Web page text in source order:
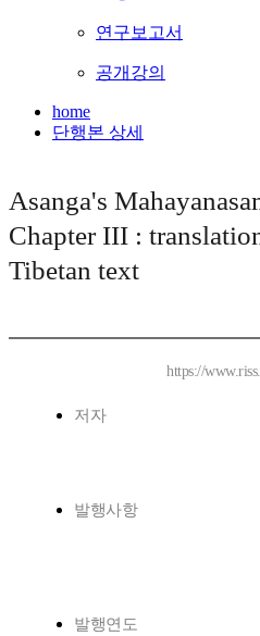
연구보고서
공개강의
home
단행본 상세
Asanga's
Chapter III :
Tibetan text
https://
저자
발행사항
발행연도